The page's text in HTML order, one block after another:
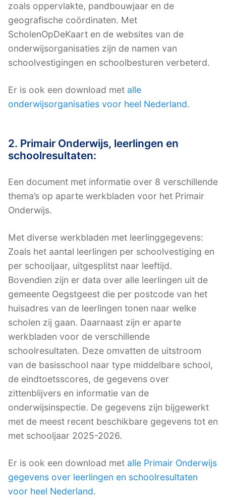
zoals oppervlakte, pandbouwjaar en de
geografische coördinaten. Met
ScholenOpDeKaart en de websites van de
onderwijsorganisaties zijn de namen van
schoolvestigingen en schoolbesturen verbeterd.
Er is ook een download met alle
onderwijsorganisaties voor heel Nederland.
2. Primair Onderwijs, leerlingen en
schoolresultaten:
Een document met informatie over 8 verschillende
thema’s op aparte werkbladen voor het Primair
Onderwijs.
Met diverse werkbladen met leerlinggegevens:
Zoals het aantal leerlingen per schoolvestiging en
per schooljaar, uitgesplitst naar leeftijd.
Bovendien zijn er data over alle leerlingen uit de
gemeente Oegstgeest die per postcode van het
huisadres van de leerlingen tonen naar welke
scholen zij gaan. Daarnaast zijn er aparte
werkbladen voor de verschillende
schoolresultaten. Deze omvatten de uitstroom
van de basisschool naar type middelbare school,
de eindtoetsscores, de gegevens over
zittenblijvers en informatie van de
onderwijsinspectie. De gegevens zijn bijgewerkt
met de meest recent beschikbare gegevens tot en
met schooljaar 2025-2026.
Er is ook een download met alle Primair Onderwijs
gegevens over leerlingen en schoolresultaten
voor heel Nederland.